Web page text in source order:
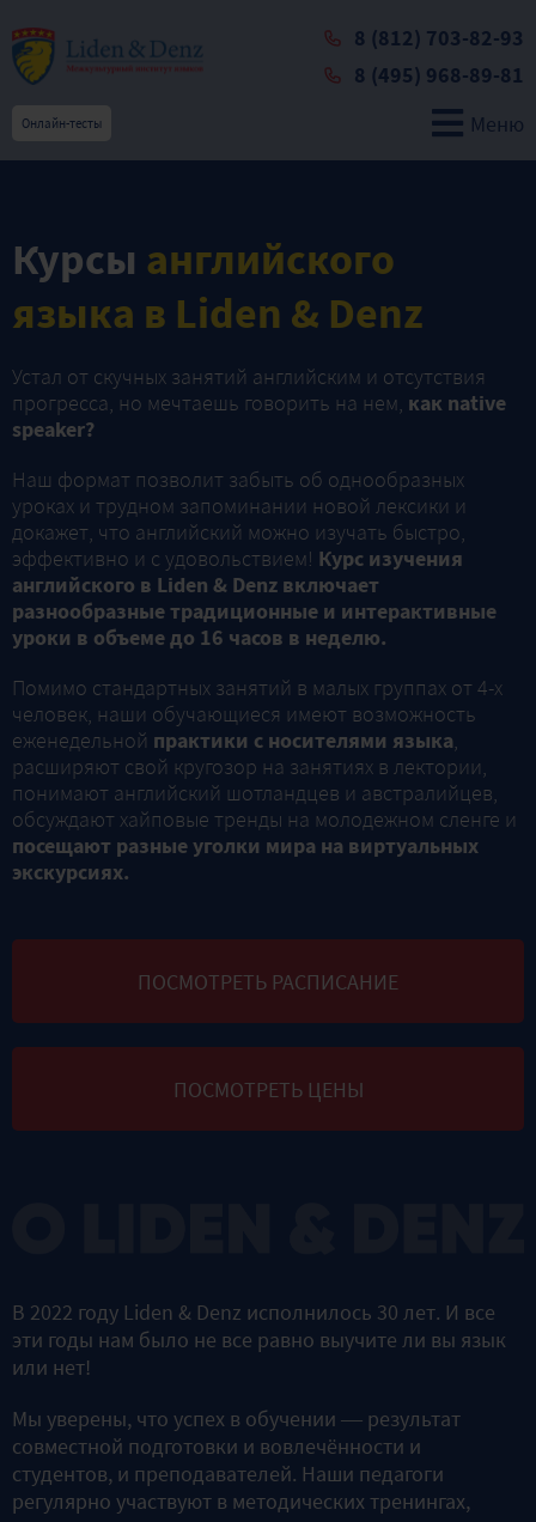
8 (812) 703-82-93
8 (495) 968-89-81
Онлайн-тесты Меню
Курсы английского
языка в Liden & Denz
Устал от скучных занятий английским и отсутствия
прогресса, но мечтаешь говорить на нем, как native
speaker?
Наш формат позволит забыть об однообразных
уроках и трудном запоминании новой лексики и
докажет, что английский можно изучать быстро,
эффективно и с удовольствием! Курс изучения
английского в Liden & Denz включает
разнообразные традиционные и интерактивные
уроки в объеме до 16 часов в неделю.
Помимо стандартных занятий в малых группах от 4-x
человек, наши обучающиеся имеют возможность
еженедельной практики с носителями языка,
расширяют свой кругозор на занятиях в лектории,
понимают английский шотландцев и австралийцев,
обсуждают хайповые тренды на молодежном сленге и
посещают разные уголки мира на виртуальных
экскурсиях.
ПОСМОТРЕТЬ РАСПИСАНИЕ
ПОСМОТРЕТЬ ЦЕНЫ
В 2022 году Liden & Denz исполнилось 30 лет. И все
эти годы нам было не все равно выучите ли вы язык
или нет!
Мы уверены, что успех в обучении — результат
совместной подготовки и вовлечённости и
студентов, и преподавателей. Наши педагоги
регулярно участвуют в методических тренингах,